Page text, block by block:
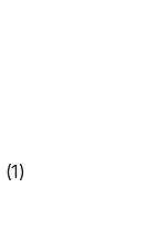
(1)